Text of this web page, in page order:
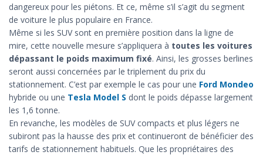
dangereux pour les piétons. Et ce, même s’il s’agit du segment
de voiture le plus populaire en France.
Même si les SUV sont en première position dans la ligne de
mire, cette nouvelle mesure s’appliquera à toutes les voitures
dépassant le poids maximum fixé. Ainsi, les grosses berlines
seront aussi concernées par le triplement du prix du
stationnement. C’est par exemple le cas pour une Ford Mondeo
hybride ou une Tesla Model S dont le poids dépasse largement
les 1,6 tonne.
En revanche, les modèles de SUV compacts et plus légers ne
subiront pas la hausse des prix et continueront de bénéficier des
tarifs de stationnement habituels. Que les propriétaires des